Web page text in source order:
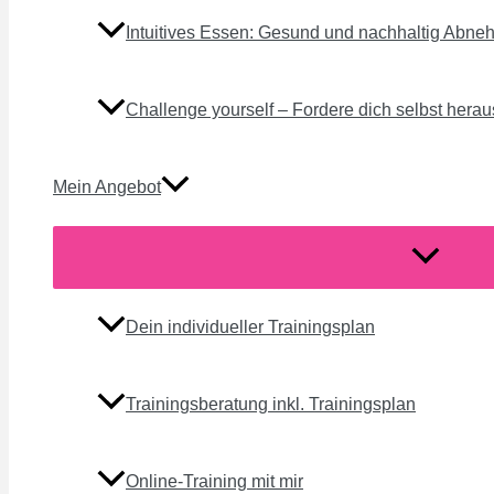
Intuitives Essen: Gesund und nachhaltig
Challenge yourself – Fordere dich selbst
Mein Angebot
Menü
Dein individueller Trainingsplan
Trainingsberatung inkl. Trainingsplan
Online-Training mit mir